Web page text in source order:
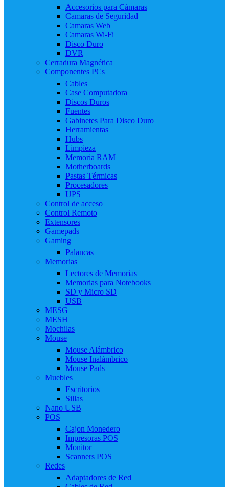
Accesorios para Cámaras
Camaras de Seguridad
Camaras Web
Camaras Wi-Fi
Disco Duro
DVR
Cerradura Magnética
Componentes PCs
Cables
Case Computadora
Discos Duros
Fuentes
Gabinetes Para Disco Duro
Herramientas
Hubs
Limpieza
Memoria RAM
Motherboards
Pastas Térmicas
Procesadores
UPS
Control de acceso
Control Remoto
Extensores
Gamepads
Gaming
Palancas
Memorias
Lectores de Memorias
Memorias para Notebooks
SD y Micro SD
USB
MESG
MESH
Mochilas
Mouse
Mouse Alámbrico
Mouse Inalámbrico
Mouse Pads
Muebles
Escritorios
Sillas
Nano USB
POS
Cajon Monedero
Impresoras POS
Monitor
Scanners POS
Redes
Adaptadores de Red